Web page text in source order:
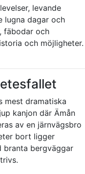
levande
lugna dagar och
fäbodar och
och möjligheter.
mest dramatiska
kanjon där Ämån
av en järnvägsbro
bort ligger
branta bergväggar